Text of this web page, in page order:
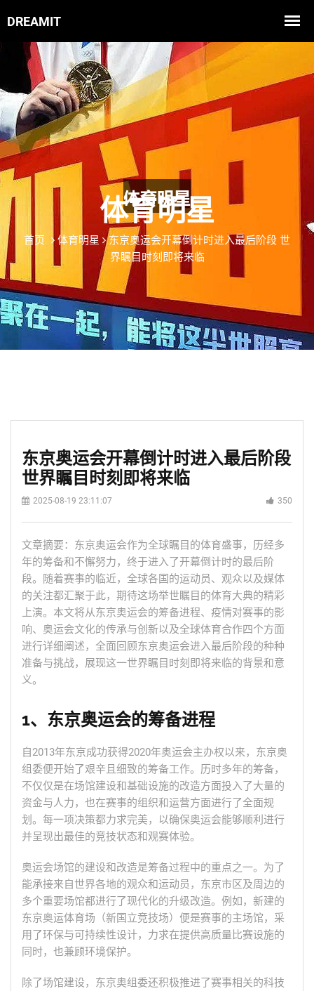
体育明星
首页 体育明星
东京奥运会开幕倒计时进入最后阶段 世
界瞩目时刻即将来临
东京奥运会开幕倒计时进入最后阶段
世界瞩目时刻即将来临
2025-08-19 23:11:07 350
文章摘要：东京奥运会作为全球瞩目的体育盛事，历经多
年的筹备和不懈努力，终于进入了开幕倒计时的最后阶
段。随着赛事的临近，全球各国的运动员、观众以及媒体
的关注都汇聚于此，期待这场举世瞩目的体育大典的精彩
上演。本文将从东京奥运会的筹备进程、疫情对赛事的影
响、奥运会文化的传承与创新以及全球体育合作四个方面
进行详细阐述，全面回顾东京奥运会进入最后阶段的种种
准备与挑战，展现这一世界瞩目时刻即将来临的背景和意
义。
1、东京奥运会的筹备进程
自2013年东京成功获得2020年奥运会主办权以来，东京奥
组委便开始了艰辛且细致的筹备工作。历时多年的筹备，
不仅仅是在场馆建设和基础设施的改造方面投入了大量的
资金与人力，也在赛事的组织和运营方面进行了全面规
划。每一项决策都力求完美，以确保奥运会能够顺利进行
并呈现出最佳的竞技状态和观赛体验。
奥运会场馆的建设和改造是筹备过程中的重点之一。为了
能承接来自世界各地的观众和运动员，东京市区及周边的
多个重要场馆都进行了现代化的升级改造。例如，新建的
东京奥运体育场（新国立竞技场）便是赛事的主场馆，采
用了环保与可持续性设计，力求在提供高质量比赛设施的
同时，也兼顾环境保护。
除了场馆建设，东京奥组委还积极推进了赛事相关的科技